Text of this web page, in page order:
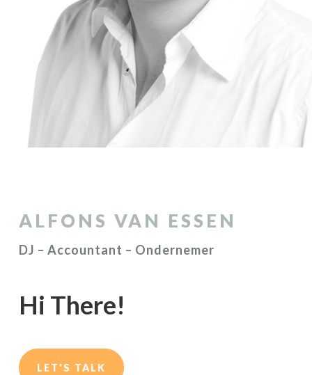
ALFONS VAN ESSEN
DJ – Accountant – Ondernemer
Hi There!
LET'S TALK